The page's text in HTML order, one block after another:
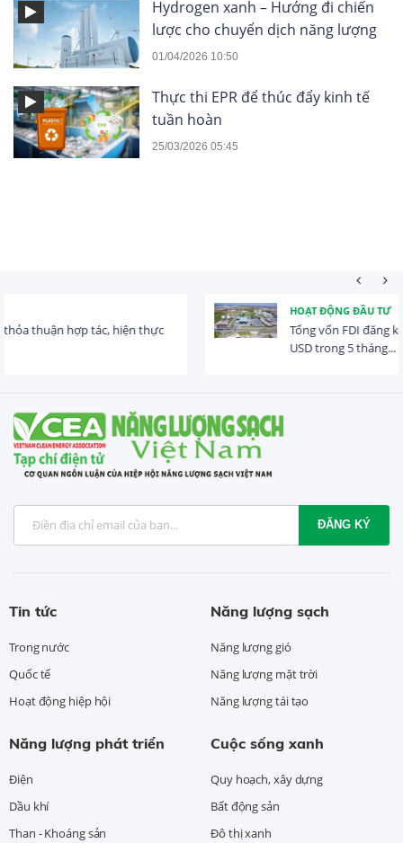
Hydrogen xanh – Hướng đi chiến
lược cho chuyển dịch năng lượng
01/04/2026 10:50
Thực thi EPR để thúc đẩy kinh tế
tuần hoàn
25/03/2026 05:45
Tổng vốn FDI đăng ký vào Việt Nam đạt gần 25 tỷ
ĐĂNG KÝ
Tin tức
Trong nước
Quốc tế
Hoạt động hiệp hội
Năng lượng sạch
Năng lượng gió
Năng lượng mặt trời
Năng lượng tái tạo
Năng lượng phát triển
Điện
Dầu khí
Than - Khoáng sản
Cuộc sống xanh
Quy hoạch, xây dựng
Bất động sản
Đô thị xanh